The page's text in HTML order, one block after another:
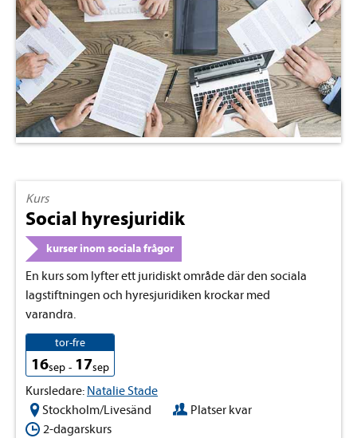
Kurs
Social hyresjuridik
kurser inom sociala frågor
En kurs som lyfter ett juridiskt område där den sociala
lagstiftningen och hyresjuridiken krockar med
varandra.
tor-fre
16sep - 17sep
Kursledare: Natalie Stade
Stockholm/Livesänd
Platser kvar
2-dagarskurs